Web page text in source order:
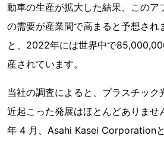
動車の生産が拡大した結果、このア
の需要が産業間で高まると予想され
と、2022年には世界中で
産されています。
当社の調査によると、プラスチック
近起こった発展はほとんどありま
年 4 月、Asahi Kasei Corporation